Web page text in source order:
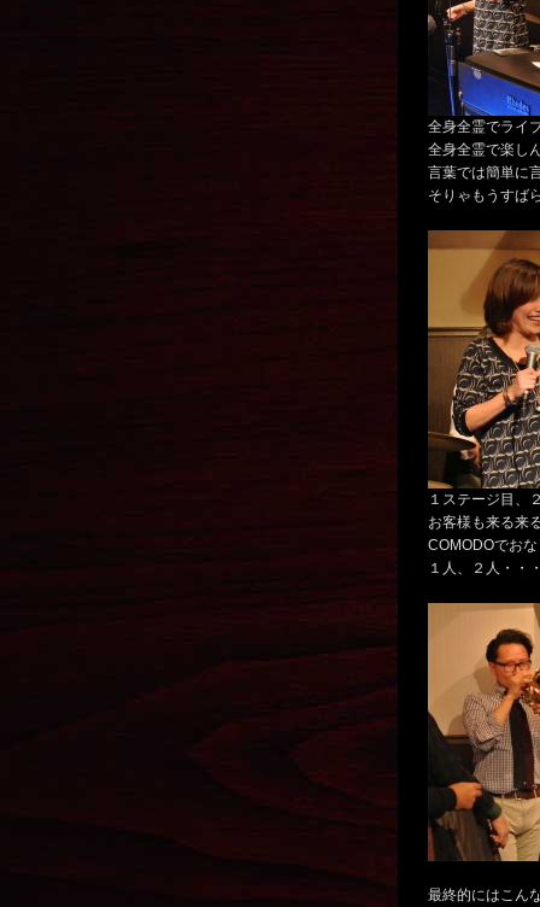
全身全霊でライ
全身全霊で楽し
言葉では簡単に
そりゃもうすば
１ステージ目、
お客様も来る来
COMODOでお
１人、２人・・
最終的にはこん